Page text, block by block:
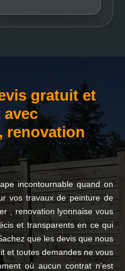
gratuit et
avec
renovation
incontournable quand on
vos travaux de peinture de
, renovation lyonnaise vous
et transparents en ce qui
que les devis que nous
et toutes demandes ne vous
où aucun contrat n’est